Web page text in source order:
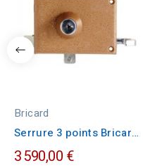
Bricard
Serrure 3 points Bricard
horizontale tirage
3 590,00 €